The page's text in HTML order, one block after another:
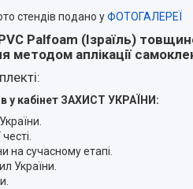
стендів подано уФОТОГАЛЕРЕЇ
Palfoam (Ізраїль)
методом аплікації
у кабінет ЗАХИСТ УКРАЇНИ:
на сучасному етапі.
України.